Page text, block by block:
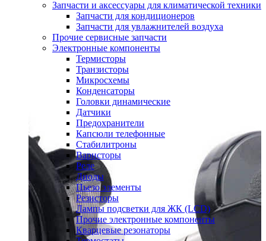
Запчасти и аксессуары для климатической техники
Запчасти для кондиционеров
Запчасти для увлажнителей воздуха
Прочие сервисные запчасти
Электронные компоненты
Термисторы
Транзисторы
Микросхемы
Конденсаторы
Головки динамические
Датчики
Предохранители
Капсюли телефонные
Стабилитроны
Варисторы
Реле
Диоды
Пьезо элементы
Резисторы
Лампы подсветки для ЖК (LCD)
Прочие электронные компоненты
Кварцевые резонаторы